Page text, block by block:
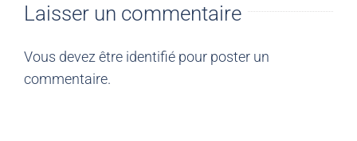
Laisser un commentaire
Vous devez être identifié pour poster un
commentaire.